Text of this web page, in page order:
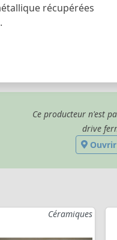
récupérées
Ce producteur n'est
drive
Ouvrir
Céramiques